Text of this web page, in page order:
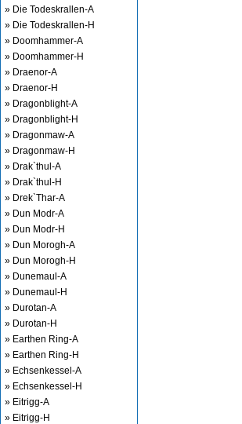
» Die Todeskrallen-A
» Die Todeskrallen-H
» Doomhammer-A
» Doomhammer-H
» Draenor-A
» Draenor-H
» Dragonblight-A
» Dragonblight-H
» Dragonmaw-A
» Dragonmaw-H
» Drak`thul-A
» Drak`thul-H
» Drek`Thar-A
» Dun Modr-A
» Dun Modr-H
» Dun Morogh-A
» Dun Morogh-H
» Dunemaul-A
» Dunemaul-H
» Durotan-A
» Durotan-H
» Earthen Ring-A
» Earthen Ring-H
» Echsenkessel-A
» Echsenkessel-H
» Eitrigg-A
» Eitrigg-H